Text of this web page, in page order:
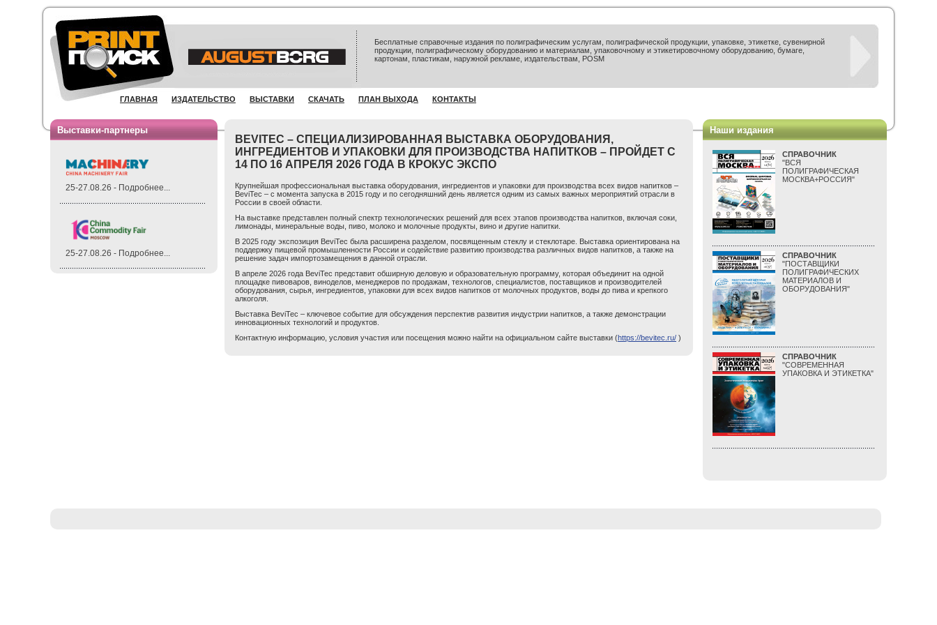
Бесплатные справочные издания по полиграфическим услугам, полиграфической продукции, упаковке, этикетке, сувенирной
продукции, полиграфическому оборудованию и материалам, упаковочному и этикетировочному оборудованию, бумаге,
картонам, пластикам, наружной рекламе, издательствам, POSM
ГЛАВНАЯ ИЗДАТЕЛЬСТВО ВЫСТАВКИ СКАЧАТЬ ПЛАН ВЫХОДА КОНТАКТЫ
Выставки-партнеры
25-27.08.26 - Подробнее...
25-27.08.26 - Подробнее...
BEVITEC – СПЕЦИАЛИЗИРОВАННАЯ ВЫСТАВКА ОБОРУДОВАНИЯ,
ИНГРЕДИЕНТОВ И УПАКОВКИ ДЛЯ ПРОИЗВОДСТВА НАПИТКОВ – ПРОЙДЕТ С
14 ПО 16 АПРЕЛЯ 2026 ГОДА В КРОКУС ЭКСПО
Крупнейшая профессиональная выставка оборудования, ингредиентов и упаковки для производства всех видов напитков –
BeviTec – с момента запуска в 2015 году и по сегодняшний день является одним из самых важных мероприятий отрасли в
России в своей области.
На выставке представлен полный спектр технологических решений для всех этапов производства напитков, включая соки,
лимонады, минеральные воды, пиво, молоко и молочные продукты, вино и другие напитки.
В 2025 году экспозиция BeviTec была расширена разделом, посвященным стеклу и стеклотаре. Выставка ориентирована на
поддержку пищевой промышленности России и содействие развитию производства различных видов напитков, а также на
решение задач импортозамещения в данной отрасли.
В апреле 2026 года BeviTec представит обширную деловую и образовательную программу, которая объединит на одной
площадке пивоваров, виноделов, менеджеров по продажам, технологов, специалистов, поставщиков и производителей
оборудования, сырья, ингредиентов, упаковки для всех видов напитков от молочных продуктов, воды до пива и крепкого
алкоголя.
Выставка BeviTec – ключевое событие для обсуждения перспектив развития индустрии напитков, а также демонстрации
инновационных технологий и продуктов.
Контактную информацию, условия участия или посещения можно найти на официальном сайте выставки (https://bevitec.ru/ )
Наши издания
СПРАВОЧНИК
"ВСЯ
ПОЛИГРАФИЧЕСКАЯ
МОСКВА+РОССИЯ"
СПРАВОЧНИК
"ПОСТАВЩИКИ
ПОЛИГРАФИЧЕСКИХ
МАТЕРИАЛОВ И
ОБОРУДОВАНИЯ"
СПРАВОЧНИК
"СОВРЕМЕННАЯ
УПАКОВКА И ЭТИКЕТКА"